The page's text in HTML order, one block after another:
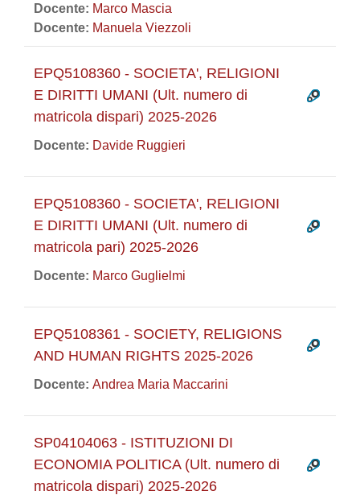
Docente: Marco Mascia
Docente: Manuela Viezzoli
EPQ5108360 - SOCIETA', RELIGIONI
E DIRITTI UMANI (Ult. numero di
matricola dispari) 2025-2026
Docente: Davide Ruggieri
EPQ5108360 - SOCIETA', RELIGIONI
E DIRITTI UMANI (Ult. numero di
matricola pari) 2025-2026
Docente: Marco Guglielmi
EPQ5108361 - SOCIETY, RELIGIONS
AND HUMAN RIGHTS 2025-2026
Docente: Andrea Maria Maccarini
SP04104063 - ISTITUZIONI DI
ECONOMIA POLITICA (Ult. numero di
matricola dispari) 2025-2026